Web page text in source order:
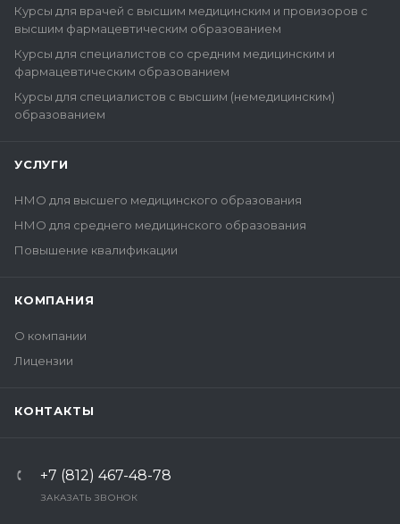
Курсы для врачей с высшим медицинским и провизоров с
высшим фармацевтическим образованием
Курсы для специалистов со средним медицинским и
фармацевтическим образованием
Курсы для специалистов с высшим (немедицинским)
образованием
УСЛУГИ
НМО для высшего медицинского образования
НМО для среднего медицинского образования
Повышение квалификации
КОМПАНИЯ
О компании
Лицензии
КОНТАКТЫ
+7 (812) 467-48-78
ЗАКАЗАТЬ ЗВОНОК